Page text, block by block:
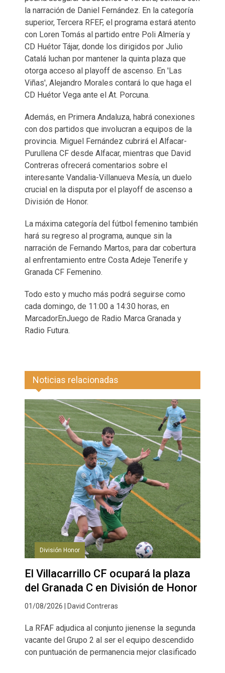
la narración de Daniel Fernández. En la categoría
superior, Tercera RFEF, el programa estará atento
con Loren Tomás al partido entre Poli Almería y
CD Huétor Tájar, donde los dirigidos por Julio
Catalá luchan por mantener la quinta plaza que
otorga acceso al playoff de ascenso. En 'Las
Viñas', Alejandro Morales contará lo que haga el
CD Huétor Vega ante el At. Porcuna.
Además, en Primera Andaluza, habrá conexiones
con dos partidos que involucran a equipos de la
provincia. Miguel Fernández cubrirá el Alfacar-
Purullena CF desde Alfacar, mientras que David
Contreras ofrecerá comentarios sobre el
interesante Vandalia-Villanueva Mesía, un duelo
crucial en la disputa por el playoff de ascenso a
División de Honor.
La máxima categoría del fútbol femenino también
hará su regreso al programa, aunque sin la
narración de Fernando Martos, para dar cobertura
al enfrentamiento entre Costa Adeje Tenerife y
Granada CF Femenino.
Todo esto y mucho más podrá seguirse como
cada domingo, de 11:00 a 14:30 horas, en
MarcadorEnJuego de Radio Marca Granada y
Radio Futura.
Noticias relacionadas
División Honor
El Villacarrillo CF ocupará la plaza
del Granada C en División de Honor
01/08/2026 | David Contreras
La RFAF adjudica al conjunto jienense la segunda
vacante del Grupo 2 al ser el equipo descendido
con puntuación de permanencia mejor clasificado